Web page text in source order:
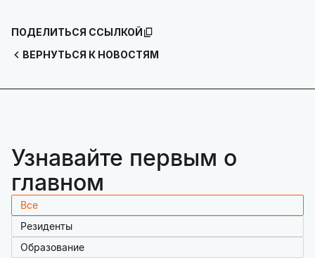
ВЕРНУТЬСЯ К НОВОСТЯМ
ПОДЕЛИТЬСЯ ССЫЛКОЙ
Узнавайте первым о
главном
Все
Резиденты
Образование